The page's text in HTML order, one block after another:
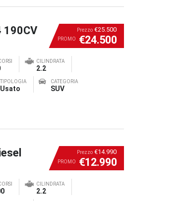
Prezzo €25.500
PROMO €24.500
190CV
CILINDRATA
2.2
TIPOLOGIA
Usato
CATEGORIA
SUV
Prezzo €14.990
PROMO €12.990
CILINDRATA
2.2